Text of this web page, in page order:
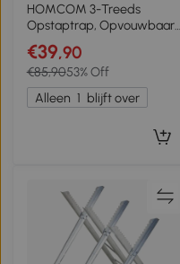
HOMCOM 3-Treeds
Opstaptrap, Opvouwbaar
Aluminium, Antislip
Platform, Wit
€39,90
€85,9053% Off
Alleen 1 blijft over